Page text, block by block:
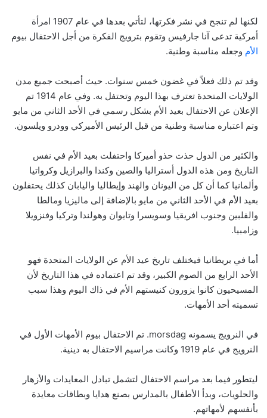
لكنها لم تنجح في نشر فكرتها، لتأتي بعدها في عام 1907 امرأة
أمركية تدعى آنا جارفيس وتقوم بترويج الفكرة من أجل الاحتفال بيوم
الأم وجعله مناسبة وطنية.
وقد تم ذلك فعلاً في غضون خمس سنوات. حيث أصبحت جميع مدن
الولايات المتحدة تعترف بهذا اليوم وتحتفل به. وفي عام 1914 تم
الإعلان عن الاحتفال بعيد الأم بشكل رسمي في الأحد الثاني من مايو
وتم اعتباره مناسبة وطنية من قبل الرئيس الأميركي وودرو ويلسون.
والكثير من الدول حذت حذو أميركا واحتفلت بعيد الأم في نفس
التاريخ ومن هذه الدول أستراليا والصين وكندا والبرازيل وكرواتيا
وألمانيا كما أن كل من اليونان والهند وإيطاليا واليابان كذلك يحتفلون
بعيد الأم في الأحد الثاني من مايو بالإضافة إلى ماليزيا ومالطا
والفلبين وجنوب افريقيا وسويسرا وتايوان وهولندا وتركيا وفنزويلا
وزامبيا.
أما في بريطانيا فيختلف تاريخ عيد الأم عن الولايات المتحدة فهو
الأحد الرابع من الصوم الكبير، وقد تم اعتماده في هذا التاريخ لأن
المسيحيون كانوا يزورون كنيستهم الأم في ذاك اليوم وهذا سبب
تسميته أحد الأمهات.
في النرويج يسمونه morsdag. تم الاحتفال بيوم الأمهات الأول في
النرويج في عام 1919 وكانت مراسيم الاحتفال به دينية.
ليتطور فيما بعد مراسم الاحتفال لتشمل تبادل المعايدات والأزهار
والحلويات، وبدأ الأطفال بالمدارس بصنع هدايا وبطاقات معايدة
بأنفسهم لأمهاتهم.